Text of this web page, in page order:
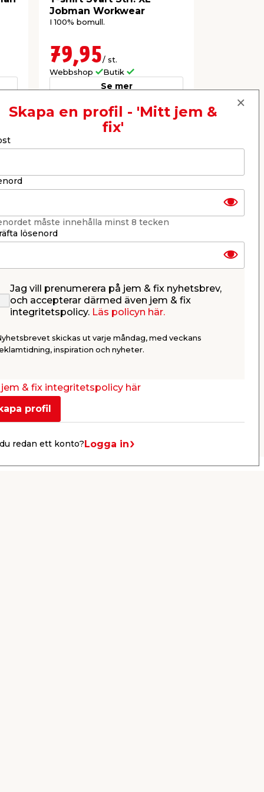
Jobman Workwear
I 100% bomull.
79,95/ st.
Webbshop
Butik
Se mer
Stålborstset 3 dels Mini
Max
rostborttagning, rengöring av
cykelkedjor, tändstift m.m.
29,95
Se mer
Skapa en profil - 'Mitt jem &
fix'
måste innehålla minst 8 tecken
lösenord
Jag vill prenumerera på jem & fix nyhetsbrev,
och accepterar därmed även jem & fix
integritetspolicy. Läs policyn här.
skickas ut varje måndag, med veckans
inspiration och nyheter.
jem & fix integritetspolicy här
profil
redan ett konto?Logga in